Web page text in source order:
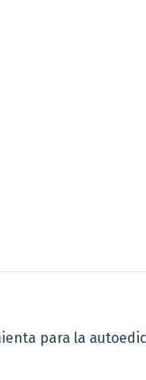
para la